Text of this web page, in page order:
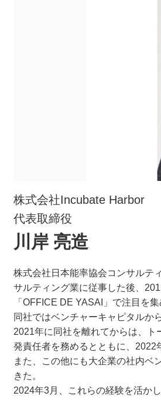
株式会社Incubate Harbor
代表取締役
川岸 亮造
株式会社日本能率協会コンサルテ
サルティング業に従事した後、
「OFFICE DE YASAI」で注目を集
同社ではベンチャーキャピタルか
2021年に同社を離れてからは、
発責任者を務めるとともに、2022
また、この他にも大企業の社内
きた。
2024年3月、これらの経験を活か